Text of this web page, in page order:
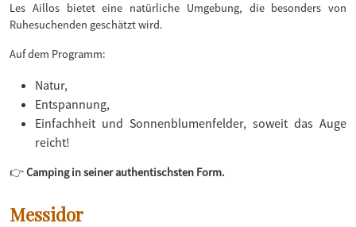
Les Aillos bietet eine natürliche Umgebung, die besonders von
Ruhesuchenden geschätzt wird.
Auf dem Programm:
Natur,
Entspannung,
Einfachheit und Sonnenblumenfelder, soweit das Auge
reicht!
👉Camping in seiner authentischsten Form.
Messidor